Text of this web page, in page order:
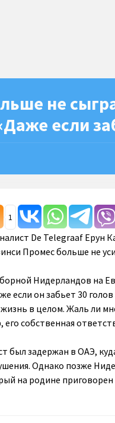
не
если
1
De Telegraaf Ерун
Промес больше не
Нидерландов на
если он забьет 30
в целом. Жаль ли
собственная
был задержан в ОАЭ,
Однако позже
на родине приговорен